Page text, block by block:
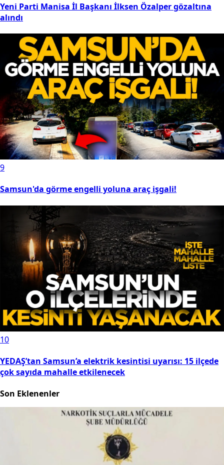
Yeni Parti Manisa İl Başkanı İlksen Özalper gözaltına
alındı
9
Samsun'da görme engelli yoluna araç işgali!
10
YEDAŞ’tan Samsun’a elektrik kesintisi uyarısı: 15 ilçede
çok sayıda mahalle etkilenecek
Son Eklenenler